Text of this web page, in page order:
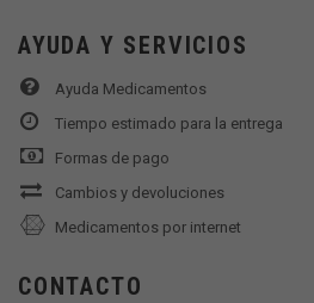
AYUDA Y SERVICIOS
Ayuda Medicamentos
Tiempo estimado para la entrega
Formas de pago
Cambios y devoluciones
Medicamentos por internet
CONTACTO